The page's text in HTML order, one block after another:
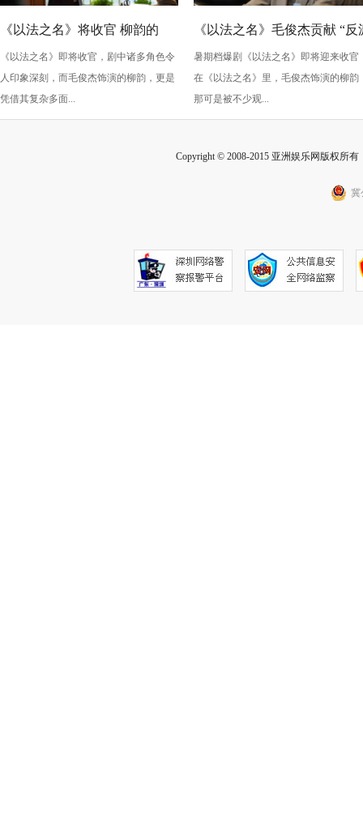
《以法之名》将收官 柳韵的
“蠢” 让毛俊杰重回巅峰
《以法之名》即将收官，剧中诸多角色令
人印象深刻，而毛俊杰饰演的柳韵，更是
凭借其复杂多面...
《以法之名》毛俊杰贡献 “反
级” 演技？柳韵的 “蠢” 是表演
的胜利！
暑期档爆剧《以法之名》即将迎来收官
在《以法之名》里，毛俊杰饰演的柳韵
那可是被不少观...
Copyright © 2008-2015 亚洲娱乐网版权所
冀